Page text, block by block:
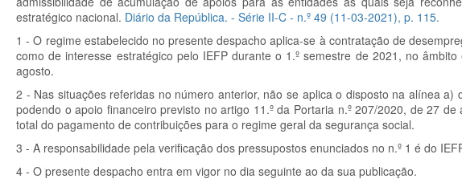
estratégico nacional. Diário da República. - Série II-C - n.º 49 (11-03-2021), p. 115.
1 - O regime estabelecido no presente despacho aplica-se à contratação de
como de interesse estratégico pelo IEFP durante o 1.º semestre de 2021, no
agosto.
2 - Nas situações referidas no número anterior, não se aplica o disposto na alínea a)
podendo o apoio financeiro previsto no artigo 11.º da Portaria n.º 207/2020, de 27
total do pagamento de contribuições para o regime geral da segurança social.
3 - A responsabilidade pela verificação dos pressupostos enunciados no n.º 1 é do
4 - O presente despacho entra em vigor no dia seguinte ao da sua publicação.